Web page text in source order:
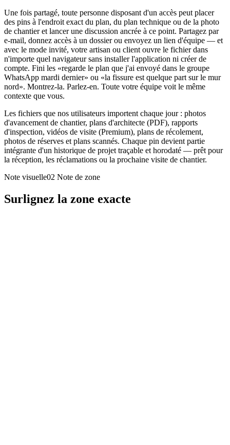
Une fois partagé, toute personne disposant d'un accès peut placer
des pins à l'endroit exact du plan, du plan technique ou de la photo
de chantier et lancer une discussion ancrée à ce point. Partagez par
e-mail, donnez accès à un dossier ou envoyez un lien d'équipe — et
avec le mode invité, votre artisan ou client ouvre le fichier dans
n'importe quel navigateur sans installer l'application ni créer de
compte. Fini les «regarde le plan que j'ai envoyé dans le groupe
WhatsApp mardi dernier» ou «la fissure est quelque part sur le mur
nord». Montrez-la. Parlez-en. Toute votre équipe voit le même
contexte que vous.
Les fichiers que nos utilisateurs importent chaque jour : photos
d'avancement de chantier, plans d'architecte (PDF), rapports
d'inspection, vidéos de visite (Premium), plans de récolement,
photos de réserves et plans scannés. Chaque pin devient partie
intégrante d'un historique de projet traçable et horodaté — prêt pour
la réception, les réclamations ou la prochaine visite de chantier.
Note visuelle02 Note de zone
Surlignez la zone exacte